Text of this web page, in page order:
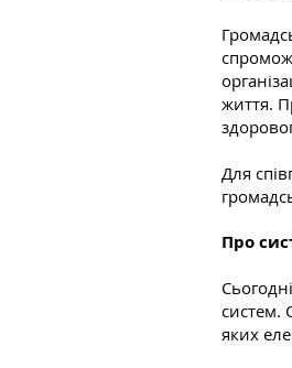
життя.
Для
Про
систем.
яких